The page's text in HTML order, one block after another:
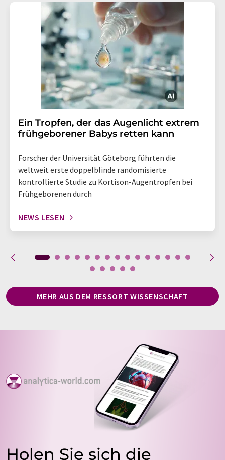
Ein Tropfen, der das Augenlicht extrem
frühgeborener Babys retten kann
Forscher der Universität Göteborg führten die
weltweit erste doppelblinde randomisierte
kontrollierte Studie zu Kortison-Augentropfen bei
Frühgeborenen durch
NEWS LESEN
MEHR AUS DEM RESSORT WISSENSCHAFT
Holen Sie sich die